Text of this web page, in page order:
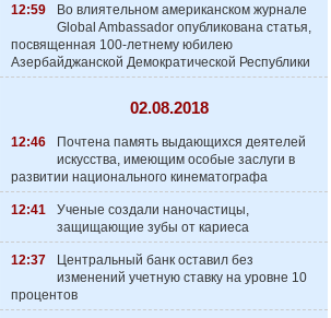
12:59
Во влиятельном американском журнале
Global Ambassador опубликована статья,
посвященная 100-летнему юбилею
Азербайджанской Демократической Республики
02.08.2018
12:46
Почтена память выдающихся деятелей
искусства, имеющим особые заслуги в
развитии национального кинематографа
12:41
Ученые создали наночастицы,
защищающие зубы от кариеса
12:37
Центральный банк оставил без
изменений учетную ставку на уровне 10
процентов